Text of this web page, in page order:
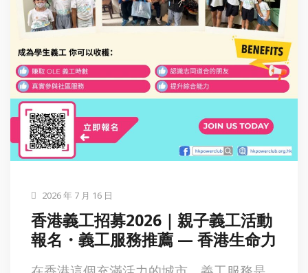
2026 年 7 月 16 日
香港義工招募2026｜親子義工活動
報名・義工服務推薦 — 香港生命力